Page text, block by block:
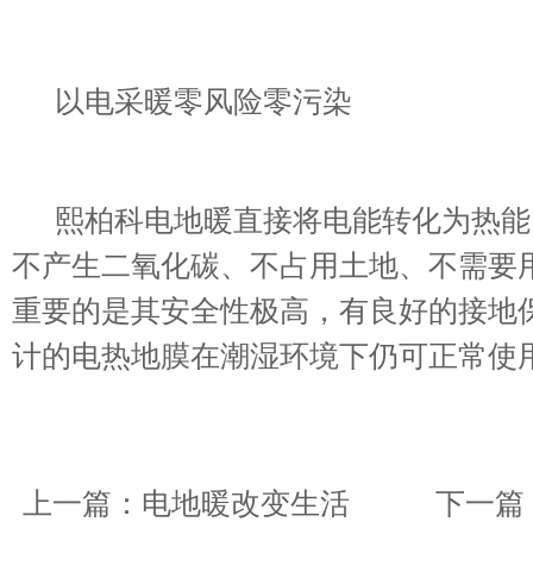
以电采暖零风险零污染
熙柏科电地暖直接将电能转化为热
不产生二氧化碳、不占用土地、不需
重要的是其安全性极高，有良好的接
计的电热地膜在潮湿环境下仍可正常使
上一篇： 电地暖改变生活 下一篇